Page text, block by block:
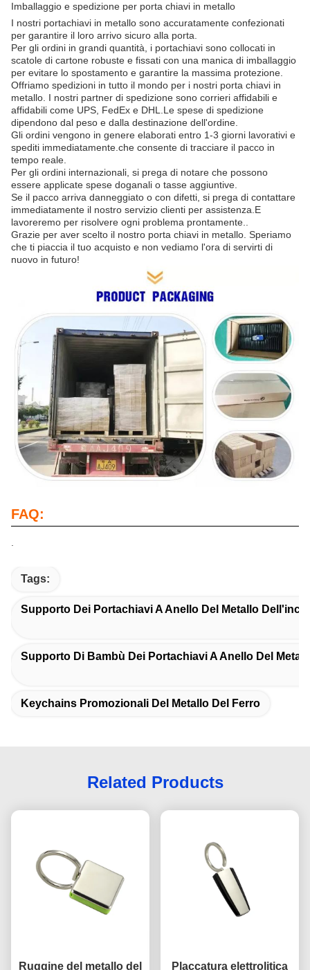
Imballaggio e spedizione per porta chiavi in metallo
I nostri portachiavi in metallo sono accuratamente confezionati
per garantire il loro arrivo sicuro alla porta.
Per gli ordini in grandi quantità, i portachiavi sono collocati in
scatole di cartone robuste e fissati con una manica di imballaggio
per evitare lo spostamento e garantire la massima protezione.
Offriamo spedizioni in tutto il mondo per i nostri porta chiavi in
metallo. I nostri partner di spedizione sono corrieri affidabili e
affidabili come UPS, FedEx e DHL.Le spese di spedizione
dipendono dal peso e dalla destinazione dell'ordine.
Gli ordini vengono in genere elaborati entro 1-3 giorni lavorativi e
spediti immediatamente.che consente di tracciare il pacco in
tempo reale.
Per gli ordini internazionali, si prega di notare che possono
essere applicate spese doganali o tasse aggiuntive.
Se il pacco arriva danneggiato o con difetti, si prega di contattare
immediatamente il nostro servizio clienti per assistenza.E
lavoreremo per risolvere ogni problema prontamente..
Grazie per aver scelto il nostro porta chiavi in metallo. Speriamo
che ti piaccia il tuo acquisto e non vediamo l'ora di servirti di
nuovo in futuro!
FAQ:
.
Tags:
Supporto Dei Portachiavi A Anello Del Metallo
Supporto Di Bambù Dei Portachiavi A Anello Del
Keychains Promozionali Del Metallo Del Ferro
Related Products
Ruggine del metallo del
Placcatura elettrolitica